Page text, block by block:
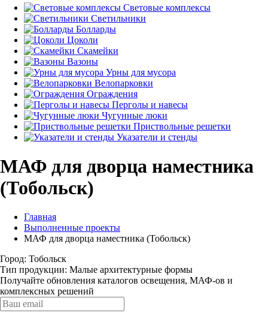
Световые комплексы
Светильники
Болларды
Цоколи
Скамейки
Вазоны
Урны для мусора
Велопарковки
Ограждения
Перголы и навесы
Чугунные люки
Приствольные решетки
Указатели и стенды
МАФ для дворца наместника
(Тобольск)
Главная
Выполненные проекты
МАФ для дворца наместника (Тобольск)
Город: Тобольск
Тип продукции: Малые архитектурные формы
Получайте обновления каталогов освещения, МАФ-ов и
комплексных решений